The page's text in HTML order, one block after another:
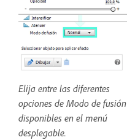
Elija entre las diferentes
opciones de Modo de fusión
disponibles en el menú
desplegable.